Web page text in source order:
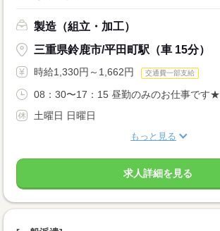
製造（組立・加工）
三重県鈴鹿市/平田町駅（車 15分）
時給1,330円～1,662円 交通費一部支給
08：30〜17：15 昼勤のみのお仕事です★
土曜日 日曜日
もっと見る
求人詳細を見る